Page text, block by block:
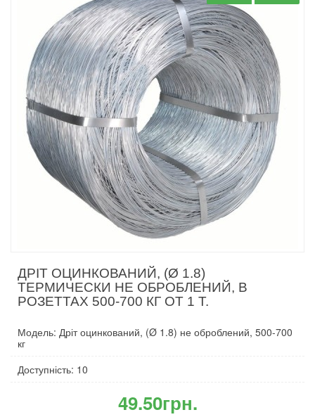
ДРІТ ОЦИНКОВАНИЙ, (Ø 1.8)
ТЕРМИЧЕСКИ НЕ ОБРОБЛЕНИЙ, В
РОЗЕТТАХ 500-700 КГ ОТ 1 Т.
Модель: Дріт оцинкований, (Ø 1.8) не оброблений, 500-700
кг
Доступність: 10
49.50грн.